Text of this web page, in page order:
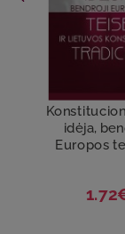
idėja,
Europos